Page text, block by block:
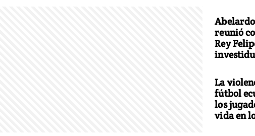
reunió
Rey
La
fútbol
los
vida en